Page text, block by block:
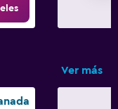
Ver más